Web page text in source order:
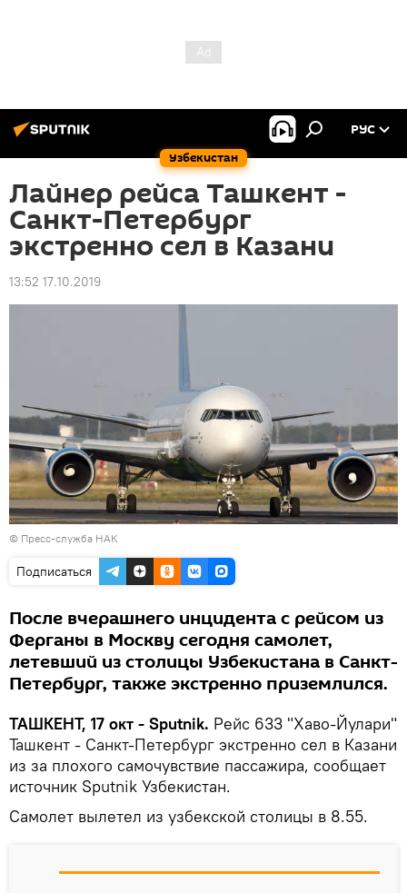
Узбекистан
РУС
Лайнер рейса Ташкент -
Санкт-Петербург
экстренно сел в Казани
13:52 17.10.2019
© Пресс-служба НАК
Подписаться
После вчерашнего инцидента с рейсом из
Ферганы в Москву сегодня самолет,
летевший из столицы Узбекистана в Санкт-
Петербург, также экстренно приземлился.
ТАШКЕНТ, 17 окт - Sputnik. Рейс 633 "Хаво-Йулари"
Ташкент - Санкт-Петербург экстренно сел в Казани
из за плохого самочувствие пассажира, сообщает
источник Sputnik Узбекистан.
Самолет вылетел из узбекской столицы в 8.55.